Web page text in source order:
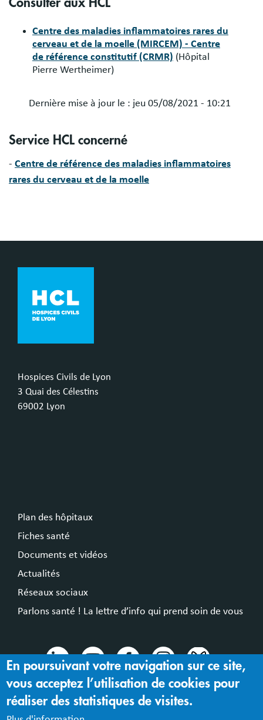
Consulter aux HCL
Centre des maladies inflammatoires rares du
cerveau et de la moelle (MIRCEM) - Centre
de référence constitutif (CRMR) (Hôpital
Pierre Wertheimer)
Dernière mise à jour le : jeu 05/08/2021 - 10:21
Service HCL concerné
- Centre de référence des maladies inflammatoires
rares du cerveau et de la moelle
Hospices Civils de Lyon
3 Quai des Célestins
69002 Lyon
Plan des hôpitaux
Fiches santé
Documents et vidéos
Actualités
Réseaux sociaux
Parlons santé ! La lettre d’info qui prend soin de vous
Mentions légales |
Accessibilité : partiellement conforme
En poursuivant votre navigation sur ce site,
vous acceptez l’utilisation de cookies pour
réaliser des statistiques de visites.